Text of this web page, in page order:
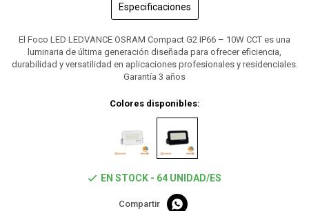
Especificaciones
El Foco LED LEDVANCE OSRAM Compact G2 IP66 – 10W CCT es una
luminaria de última generación diseñada para ofrecer eficiencia,
durabilidad y versatilidad en aplicaciones profesionales y residenciales.
Garantía 3 años
Colores disponibles:
EN STOCK - 64 UNIDAD/ES
